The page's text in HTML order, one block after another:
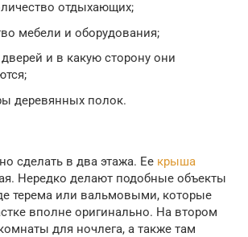
отдыхающих;
мебели и оборудования;
и в какую сторону они
деревянных полок.
сделать в два этажа. Ее крыша
Нередко делают подобные объекты
терема или вальмовыми, которые
вполне оригинально. На втором
для ночлега, а также там